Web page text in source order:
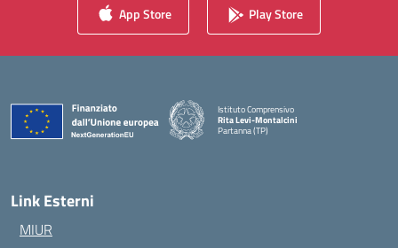
App Store Play Store
Istituto Comprensivo
Rita Levi-Montalcini
Partanna (TP)
Link Esterni
MIUR